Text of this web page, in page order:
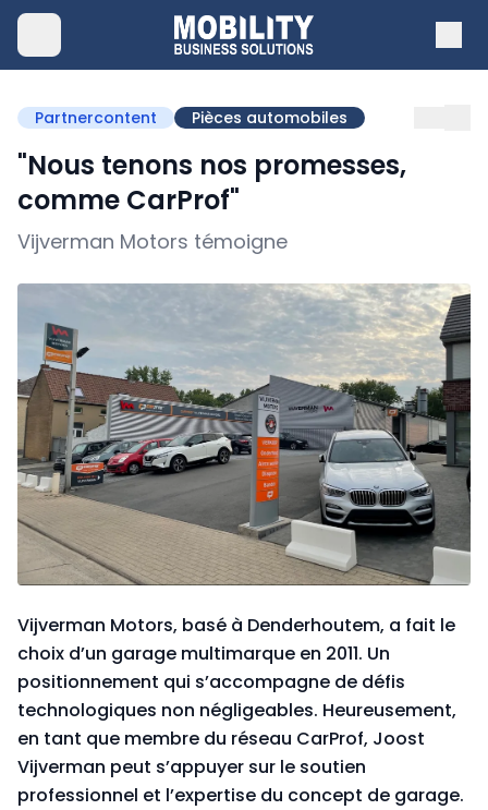
Partnercontent Pièces automobiles
"Nous tenons nos promesses,
comme CarProf"
Vijverman Motors témoigne
Vijverman Motors, basé à Denderhoutem, a fait le
choix d’un garage multimarque en 2011. Un
positionnement qui s’accompagne de défis
technologiques non négligeables. Heureusement,
en tant que membre du réseau CarProf, Joost
Vijverman peut s’appuyer sur le soutien
professionnel et l’expertise du concept de garage.